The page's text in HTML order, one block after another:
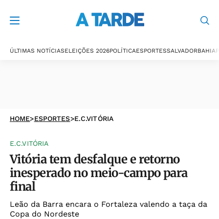
ÚLTIMAS NOTÍCIASELEIÇÕES 2026POLÍTICAESPORTESSALVADORBAHIA
HOME>ESPORTES>E.C.VITÓRIA
E.C.VITÓRIA
Vitória tem desfalque e retorno
inesperado no meio-campo para
final
Leão da Barra encara o Fortaleza valendo a taça da
Copa do Nordeste